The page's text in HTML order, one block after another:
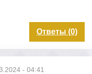
Ответы (0)
- 04:41